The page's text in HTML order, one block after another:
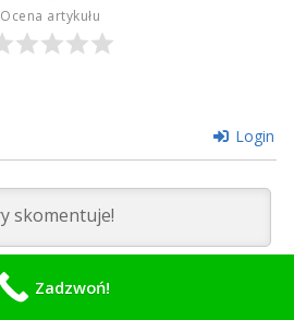
Ocena artykułu
Login
Zadzwoń!